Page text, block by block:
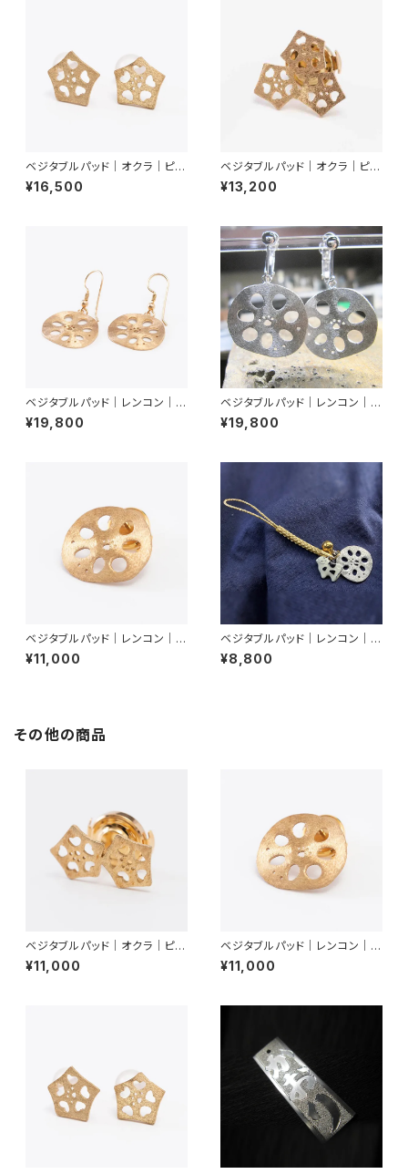
ベジタブルパッド｜オクラ｜ピア
ス
¥16,500
ベジタブルパッド｜オクラ｜ピン
ブローチ（３輪）
¥13,200
ベジタブルパッド｜レンコン｜ピ
アス
¥19,800
ベジタブルパッド｜レンコン｜イ
ヤリング
¥19,800
ベジタブルパッド｜レンコン｜ピ
ンブローチ
¥11,000
ベジタブルパッド｜レンコン｜キ
ーホルダー
¥8,800
その他の商品
ベジタブルパッド｜オクラ｜ピン
ブローチ（２輪）
¥11,000
ベジタブルパッド｜レンコン｜ピ
ンブローチ
¥11,000